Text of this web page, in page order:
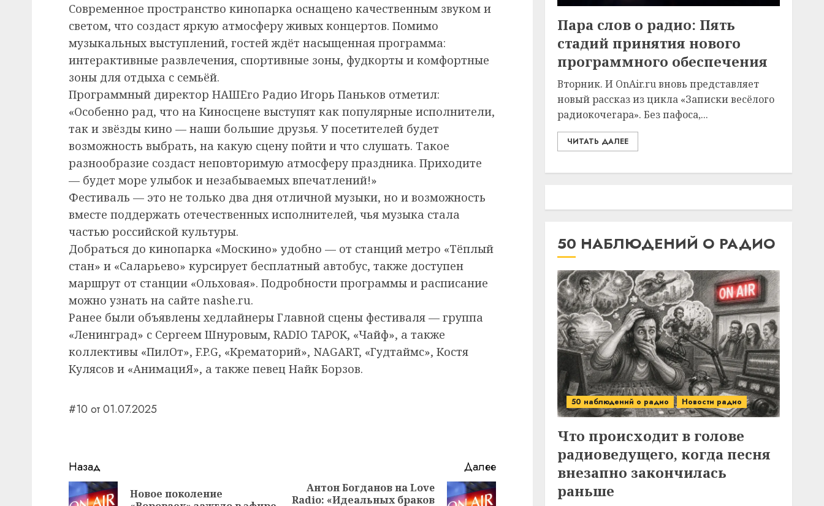
Современное пространство кинопарка оснащено качественным звуком и
светом, что создаст яркую атмосферу живых концертов. Помимо
музыкальных выступлений, гостей ждёт насыщенная программа:
интерактивные развлечения, спортивные зоны, фудкорты и комфортные
зоны для отдыха с семьёй.
Программный директор НАШЕго Радио Игорь Паньков отметил:
«Особенно рад, что на Киносцене выступят как популярные исполнители,
так и звёзды кино — наши большие друзья. У посетителей будет
возможность выбрать, на какую сцену пойти и что слушать. Такое
разнообразие создаст неповторимую атмосферу праздника. Приходите
— будет море улыбок и незабываемых впечатлений!»
Фестиваль — это не только два дня отличной музыки, но и возможность
вместе поддержать отечественных исполнителей, чья музыка стала
частью российской культуры.
Добраться до кинопарка «Москино» удобно — от станций метро «Тёплый
стан» и «Саларьево» курсирует бесплатный автобус, также доступен
маршрут от станции «Ольховая». Подробности программы и расписание
можно узнать на сайте nashe.ru.
Ранее были объявлены хедлайнеры Главной сцены фестиваля — группа
«Ленинград» с Сергеем Шнуровым, RADIO TAPOK, «Чайф», а также
коллективы «ПилОт», F.P.G, «Крематорий», NAGART, «Гудтаймс», Костя
Кулясов и «АнимациЯ», а также певец Найк Борзов.
#10 от 01.07.2025
Навигация
записи
Назад
Предыдущая
Новое поколение
Далее
Следующая
Антон Богданов на Love
Radio: «Идеальных браков
Пара слов о радио: Пять
стадий принятия нового
программного обеспечения
Вторник. И OnAir.ru вновь представляет
новый рассказ из цикла «Записки весёлого
радиокочегара». Без пафоса,...
ЧИТАТЬ ДАЛЕЕ
50 НАБЛЮДЕНИЙ О РАДИО
50 наблюдений о радио Новости радио
Что происходит в голове
радиоведущего, когда песня
внезапно закончилась
раньше